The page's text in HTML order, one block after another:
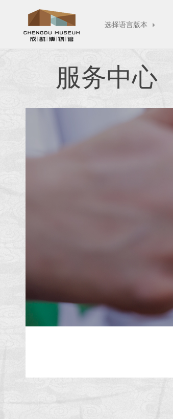
选择语言版本 
服务中心